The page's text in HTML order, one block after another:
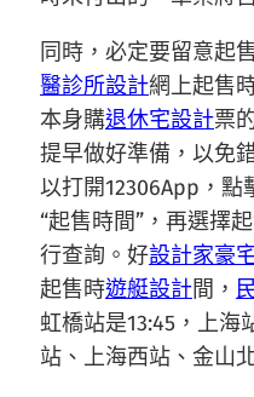
同時，必定要留意起
醫診所設計網上起售
本身購退休宅設計票
提早做好準備，以免
以打開12306App，點
“起售時間”，再選擇
行查詢。好設計家豪
起售時遊艇設計間，
虹橋站是13:45，上海
站、上海西站、金山